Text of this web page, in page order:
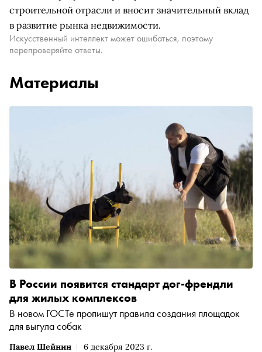
строительной отрасли и вносит значительный вклад
в развитие рынка недвижимости.
Искусственный интеллект может ошибаться, поэтому
перепроверяйте ответы.
Материалы
Павел Шейнин 6 декабря 2023 г.
В России появится стандарт дог-френдли
для жилых комплексов
В новом ГОСТе пропишут правила создания площадок
для выгула собак